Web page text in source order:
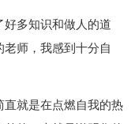
多知识和做人的道
师，我感到十分自
直就是在点燃自我的热